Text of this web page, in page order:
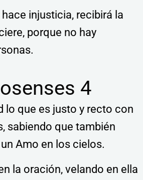
injusticia, recibirá la
porque no hay
4
lo que es justo y recto con
sabiendo que también
Amo en los cielos.
la oración, velando en ella